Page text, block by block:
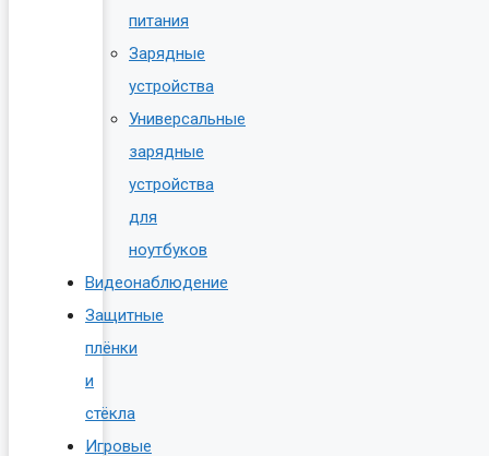
питания
Зарядные
устройства
Универсальные
зарядные
устройства
для
ноутбуков
Видеонаблюдение
Защитные
плёнки
и
стёкла
Игровые